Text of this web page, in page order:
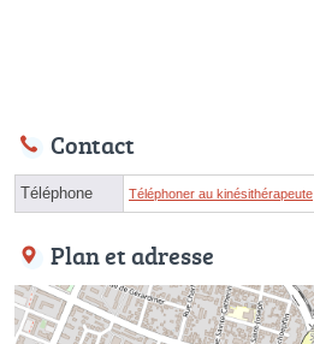
Contact
Téléphone Téléphoner au kinésithérapeute
Plan et adresse